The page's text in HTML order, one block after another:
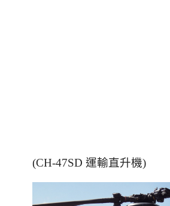
(CH-47SD 運輸直升機)